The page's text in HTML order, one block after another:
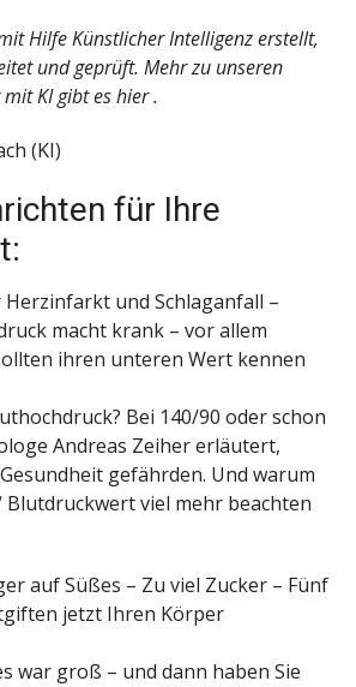
Hilfe Künstlicher Intelligenz erstellt,
und geprüft. Mehr zu unseren
KI gibt es hier .
(KI)
für Ihre
Herzinfarkt und Schlaganfall –
macht krank – vor allem
ihren unteren Wert kennen
Bei 140/90 oder schon
Andreas Zeiher erläutert,
gefährden. Und warum
Blutdruckwert viel mehr beachten
auf Süßes – Zu viel Zucker – Fünf
jetzt Ihren Körper
war groß – und dann haben Sie